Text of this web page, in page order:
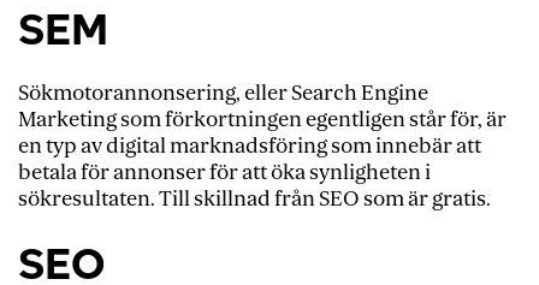
SEM
Sökmotorannonsering, eller Search Engine
Marketing som förkortningen egentligen står för, är
en typ av digital marknadsföring som innebär att
betala för annonser för att öka synligheten i
sökresultaten. Till skillnad från SEO som är gratis.
SEO